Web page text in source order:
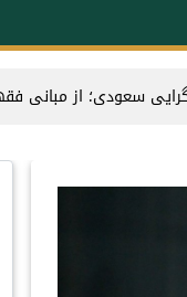
سعودی؛ از مبانی